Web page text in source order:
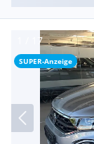
SUPER-Anzeige